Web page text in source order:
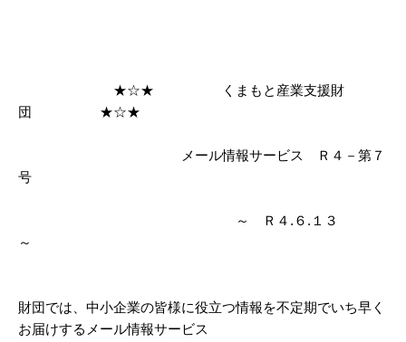
★☆★ くまもと産業支援財
団 ★☆★
メール情報サービス Ｒ４－第７
号
～ Ｒ４.６.１３
～
財団では、中小企業の皆様に役立つ情報を不定期でいち早く
お届けするメール情報サービス